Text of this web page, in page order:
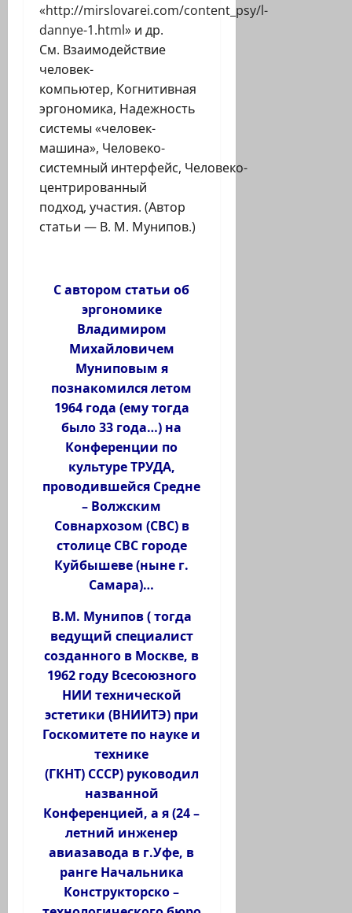
«http://mirslovarei.com/content_psy/l-
dannye-1.html» и др.
См. Взаимодействие
человек-
компьютер, Когнитивная
эргономика, Надежность
системы «человек-
машина», Человеко-
системный интерфейс, Человеко-
центрированный
подход, участия. (Автор
статьи — В. М. Мунипов.)
С автором статьи об
эргономике
Владимиром
Михайловичем
Муниповым я
познакомился летом
1964 года (ему тогда
было 33 года…) на
Конференции по
культуре ТРУДА,
проводившейся Средне
– Волжским
Совнархозом (СВС) в
столице СВС городе
Куйбышеве (ныне г.
Самара)…
В.М. Мунипов ( тогда
ведущий специалист
созданного в Москве, в
1962 году Всесоюзного
НИИ технической
эстетики (ВНИИТЭ) при
Госкомитете по науке и
технике
(ГКНТ) СССР) руководил
названной
Конференцией, а я (24 –
летний инженер
авиазавода в г.Уфе, в
ранге Начальника
Конструкторско –